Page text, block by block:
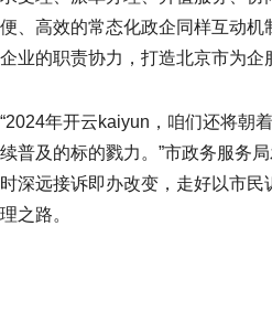
便、高效的常态化政企同样互动
企业的职责协力，打造北京市为企
“2024年开云kaiyun，咱们还将朝
续普及的标的戮力。”市政务服务
时深远接诉即办改变，走好以市
理之路。